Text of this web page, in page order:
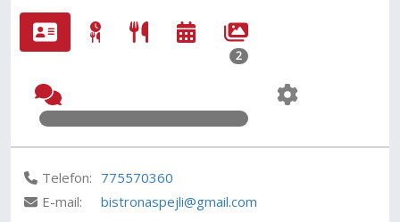
2
Telefon: 775570360
E-mail:
bistronaspejli@gmail.com